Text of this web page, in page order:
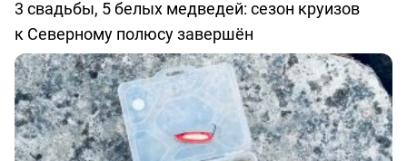
3 свадьбы, 5 белых медведей: сезон круизов
к Северному полюсу завершён